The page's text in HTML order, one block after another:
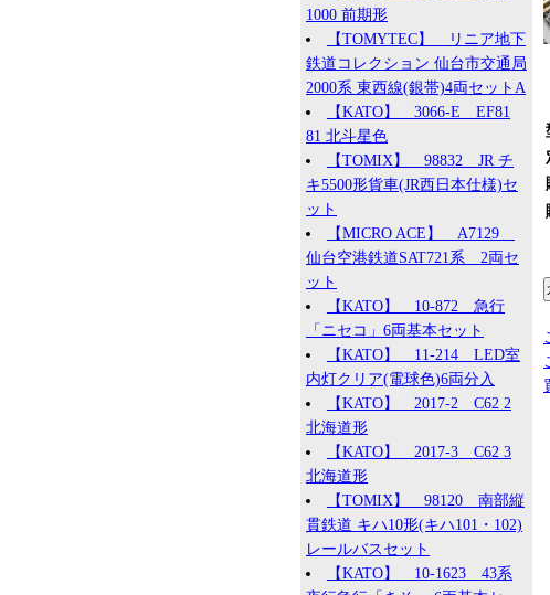
1000 前期形
【TOMYTEC】 リニア地下
鉄道コレクション 仙台市交通局
2000系 東西線(銀帯)4両セットA
【KATO】 3066-E EF81
81 北斗星色
【TOMIX】 98832 JR チ
キ5500形貨車(JR西日本仕様)セ
ット
【MICRO ACE】 A7129
仙台空港鉄道SAT721系 2両セ
ット
【KATO】 10-872 急行
「ニセコ」6両基本セット
【KATO】 11-214 LED室
内灯クリア(電球色)6両分入
【KATO】 2017-2 C62 2
北海道形
【KATO】 2017-3 C62 3
北海道形
【TOMIX】 98120 南部縦
貫鉄道 キハ10形(キハ101・102)
レールバスセット
【KATO】 10-1623 43系